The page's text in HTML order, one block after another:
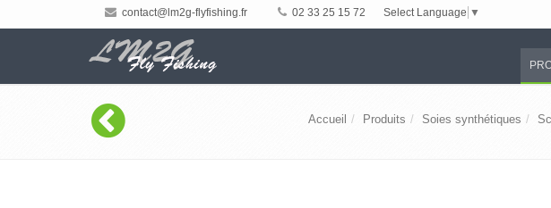
contact@lm2g-flyfishing.fr 02 33 25 15 72 Select Language ▼
Accueil Produits Soies synthétiques